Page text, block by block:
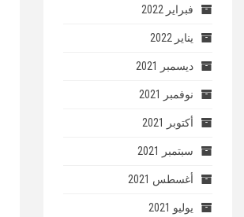
فبراير 2022
يناير 2022
ديسمبر 2021
نوفمبر 2021
أكتوبر 2021
سبتمبر 2021
أغسطس 2021
يوليو 2021